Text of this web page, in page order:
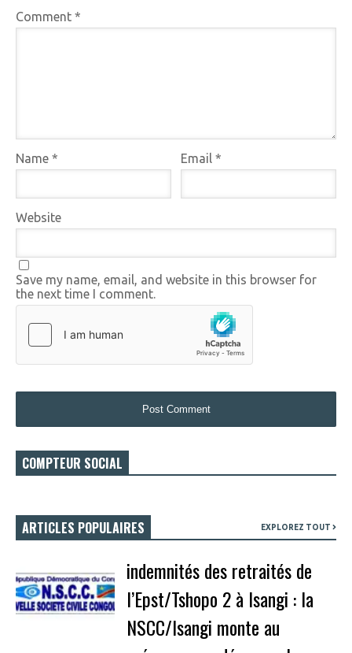
Comment *
Name * Email*
Website
Save my name, email, and website in this browser for
the next time I comment.
COMPTEUR SOCIAL
ARTICLES POPULAIRES EXPLOREZ TOUT
indemnités des retraités de
l’Epst/Tshopo 2 à Isangi : la
NSCC/Isangi monte au